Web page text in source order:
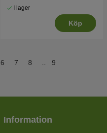
I lager
Köp
6 7 8 9
Information